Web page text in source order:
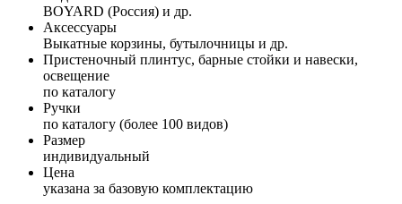
BOYARD (Россия) и др.
Аксессуары
Выкатные корзины, бутылочницы и др.
Пристеночный плинтус, барные стойки и навески,
освещение
по каталогу
Ручки
по каталогу (более 100 видов)
Размер
индивидуальный
Цена
указана за базовую комплектацию